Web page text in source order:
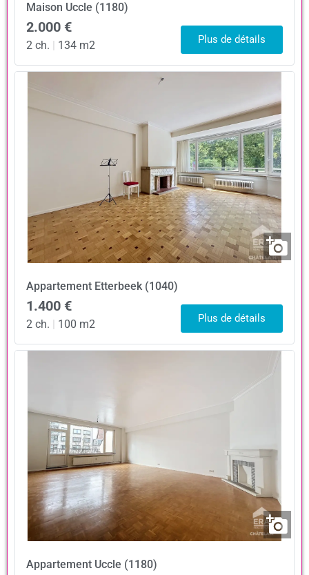
Maison Uccle (1180)
2.000 €
2 ch. 134 m2 Plus de détails
Appartement Etterbeek (1040)
1.400 €
2 ch. | 100 m2 Plus de détails
Appartement Uccle (1180)